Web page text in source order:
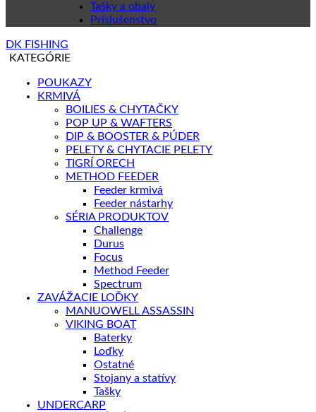
Tašky a obaly
Príslušenstvo
DK FISHING
KATEGÓRIE
POUKAZY
KRMIVÁ
BOILIES & CHYTAČKY
POP UP & WAFTERS
DIP & BOOSTER & PÚDER
PELETY & CHYTACIE PELETY
TIGRÍ ORECH
METHOD FEEDER
Feeder krmivá
Feeder nástarhy
SÉRIA PRODUKTOV
Challenge
Durus
Focus
Method Feeder
Spectrum
ZAVÁŽACIE LOĎKY
MANUOWELL ASSASSIN
VIKING BOAT
Baterky
Loďky
Ostatné
Stojany a statívy
Tašky
UNDERCARP